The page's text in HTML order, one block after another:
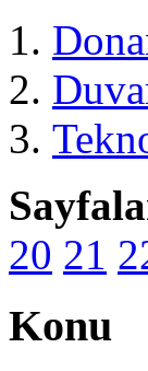
20 21
Konu